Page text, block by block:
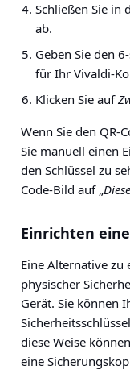
Schließen Sie in
ab.
Geben Sie den
für Ihr Vivaldi-
Klicken Sie auf
Wenn Sie den QR-
Sie manuell einen
den Schlüssel zu
Code-Bild auf „
Einrichten
Eine Alternative
physischer
Gerät. Sie können
diese Weise
eine